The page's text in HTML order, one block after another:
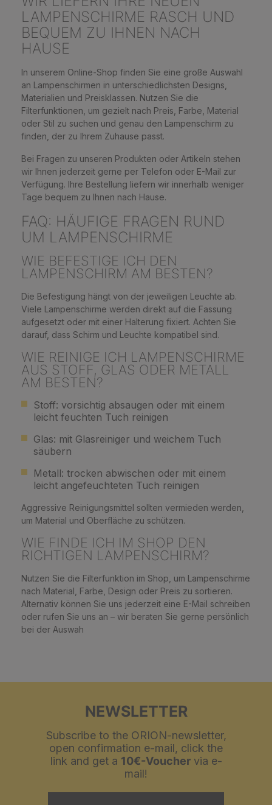
LAMPENSCHIRME RASCH UND
BEQUEM ZU IHNEN NACH
HAUSE
In unserem Online-Shop finden Sie eine große Auswahl
an Lampenschirmen in unterschiedlichsten Designs,
Materialien und Preisklassen. Nutzen Sie die
Filterfunktionen, um gezielt nach Preis, Farbe, Material
oder Stil zu suchen und genau den Lampenschirm zu
finden, der zu Ihrem Zuhause passt.
Bei Fragen zu unseren Produkten oder Artikeln stehen
wir Ihnen jederzeit gerne per Telefon oder E-Mail zur
Verfügung. Ihre Bestellung liefern wir innerhalb weniger
Tage bequem zu Ihnen nach Hause.
FAQ: HÄUFIGE FRAGEN RUND
UM LAMPENSCHIRME
WIE BEFESTIGE ICH DEN
LAMPENSCHIRM AM BESTEN?
Die Befestigung hängt von der jeweiligen Leuchte ab.
Viele Lampenschirme werden direkt auf die Fassung
aufgesetzt oder mit einer Halterung fixiert. Achten Sie
darauf, dass Schirm und Leuchte kompatibel sind.
WIE REINIGE ICH LAMPENSCHIRME
AUS STOFF, GLAS ODER METALL
AM BESTEN?
Stoff: vorsichtig absaugen oder mit einem
leicht feuchten Tuch reinigen
Glas: mit Glasreiniger und weichem Tuch
säubern
Metall: trocken abwischen oder mit einem
leicht angefeuchteten Tuch reinigen
Aggressive Reinigungsmittel sollten vermieden werden,
um Material und Oberfläche zu schützen.
WIE FINDE ICH IM SHOP DEN
RICHTIGEN LAMPENSCHIRM?
Nutzen Sie die Filterfunktion im Shop, um Lampenschirme
nach Material, Farbe, Design oder Preis zu sortieren.
Alternativ können Sie uns jederzeit eine E-Mail schreiben
oder rufen Sie uns an – wir beraten Sie gerne persönlich
bei der Auswah
NEWSLETTER
Subscribe to the ORION-newsletter,
open confirmation e-mail, click the
link and get a 10€-Vouchervia e-
mail!